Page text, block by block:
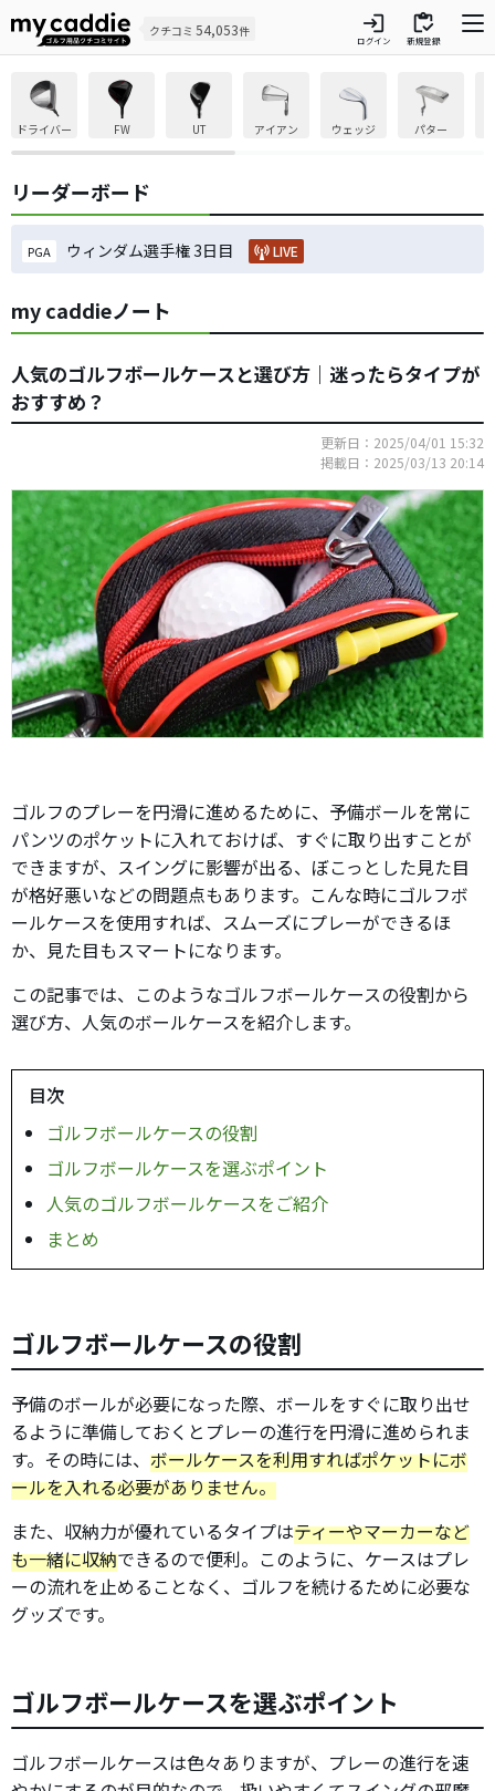
クチコミ 54,053件 login
ログイン
inventory
新規登録
ドライバー FW UT アイアン ウェッジ パター
リーダーボード
PGA ウィンダム選手権 3日目 LIVE
my caddieノート
人気のゴルフボールケースと選び方｜迷ったらタイプが
おすすめ？
更新日：2025/04/01 15:32
掲載日：2025/03/13 20:14
ゴルフのプレーを円滑に進めるために、予備ボールを常に
パンツのポケットに入れておけば、すぐに取り出すことが
できますが、スイングに影響が出る、ぼこっとした見た目
が格好悪いなどの問題点もあります。こんな時にゴルフボ
ールケースを使用すれば、スムーズにプレーができるほ
か、見た目もスマートになります。
この記事では、このようなゴルフボールケースの役割から
選び方、人気のボールケースを紹介します。
目次
ゴルフボールケースの役割
ゴルフボールケースを選ぶポイント
人気のゴルフボールケースをご紹介
まとめ
ゴルフボールケースの役割
予備のボールが必要になった際、ボールをすぐに取り出せ
るように準備しておくとプレーの進行を円滑に進められま
す。その時には、 ボールケースを利用すればポケットにボ
ールを入れる必要がありません。
また、収納力が優れているタイプはティーやマーカーなど
も一緒に収納できるので便利。このように、ケースはプレ
ーの流れを止めることなく、ゴルフを続けるために必要な
グッズです。
ゴルフボールケースを選ぶポイント
ゴルフボールケースは色々ありますが、プレーの進行を速